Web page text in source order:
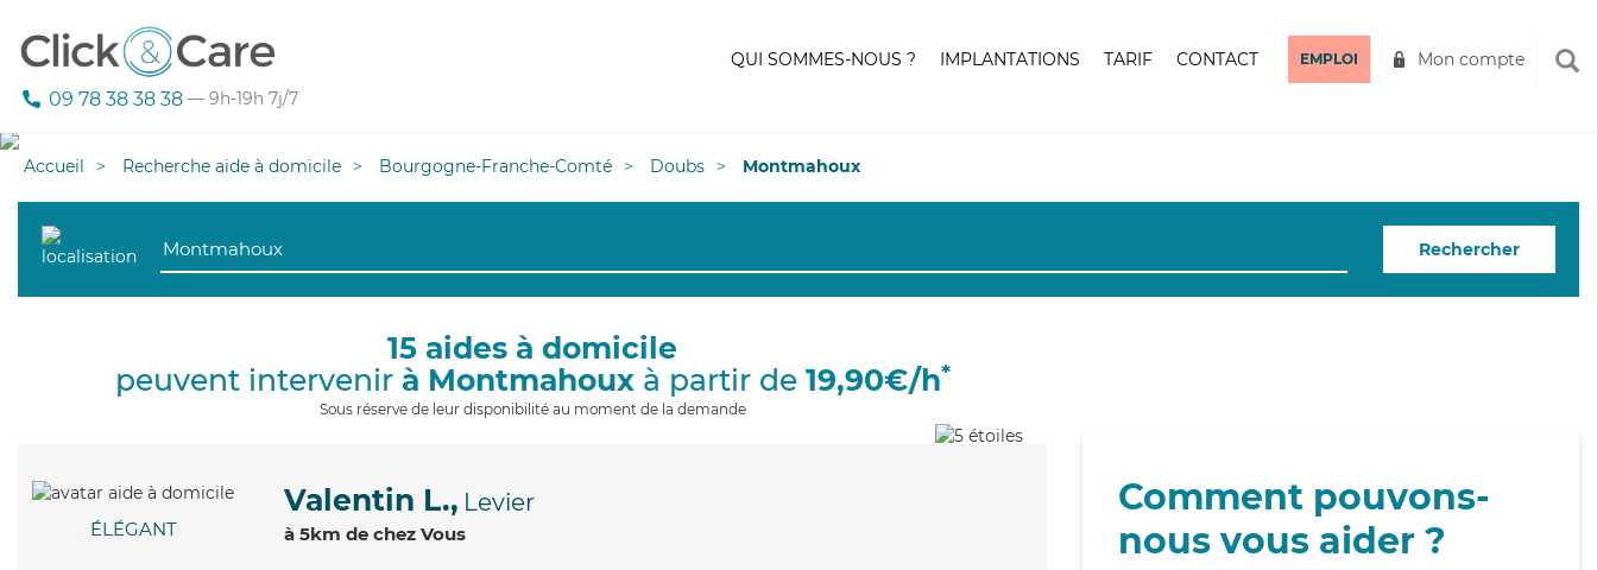
09 78 38 38 38 — 9h-19h 7j/7
QUI SOMMES-NOUS ? IMPLANTATIONS TARIF CONTACT EMPLOI Mon compte
Accueil Recherche aide à domicile Bourgogne-Franche-Comté Doubs Montmahoux
Rechercher
15 aides à domicile
peuvent intervenir à Montmahouxà partir de 19,90€/h*
Sous réserve de leur disponibilité au moment de la demande
ÉLÉGANT
Valentin L., Levier
à 5km de chez Vous
Comment pouvons-
nous vous aider ?